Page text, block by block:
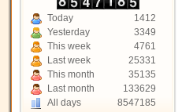
Today
1412
Yesterday
3349
This week
4761
Last week
25331
This month
35135
Last month
133629
All days
8547185